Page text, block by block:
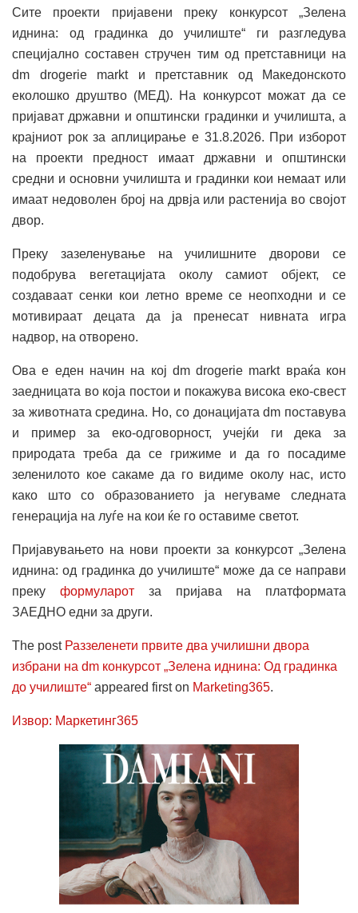
Сите проекти пријавени преку конкурсот „Зелена
иднина: од градинка до училиште“ ги разгледува
специјално составен стручен тим од претставници на
dm drogerie markt и претставник од Македонското
еколошко друштво (МЕД). На конкурсот можат да се
пријават државни и општински градинки и училишта, а
крајниот рок за аплицирање е 31.8.2026. При изборот
на проекти предност имаат државни и општински
средни и основни училишта и градинки кои немаат или
имаат недоволен број на дрвја или растенија во својот
двор.
Преку зазеленување на училишните дворови се
подобрува вегетацијата околу самиот објект, се
создаваат сенки кои летно време се неопходни и се
мотивираат децата да ја пренесат нивната игра
надвор, на отворено.
Ова е еден начин на кој dm drogerie markt враќа кон
заедницата во која постои и покажува висока еко-свест
за животната средина. Но, со донацијата dm поставува
и пример за еко-одговорност, учејќи ги дека за
природата треба да се грижиме и да го посадиме
зеленилото кое сакаме да го видиме околу нас, исто
како што со образованието ја негуваме следната
генерација на луѓе на кои ќе го оставиме светот.
Пријавувањето на нови проекти за конкурсот „Зелена
иднина: од градинка до училиште“ може да се направи
преку формуларот за пријава на платформата
ЗАЕДНО едни за други.
The post Раззеленети првите два училишни двора
избрани на dm конкурсот „Зелена иднина: Од градинка
до училиште“ appeared first on Marketing365.
Извор: Маркетинг365